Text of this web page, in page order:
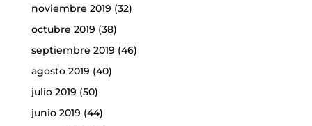
noviembre 2019 (32)
octubre 2019 (38)
septiembre 2019 (46)
agosto 2019 (40)
julio 2019 (50)
junio 2019 (44)